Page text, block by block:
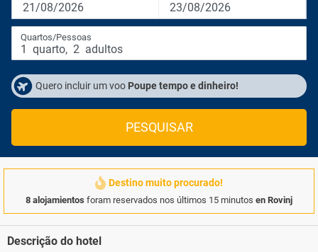
21/08/2026 23/08/2026
Quartos/Pessoas
1 quarto, 2 adultos
Quero incluir um voo Poupe tempo e dinheiro!
PESQUISAR
Destino muito procurado!
8 alojamientos foram reservados nos últimos 15 minutos en Rovinj
Descrição do hotel